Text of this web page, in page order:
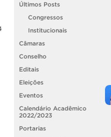
Últimos Posts
Congressos
Institucionais
Câmaras
Conselho
Editais
Eleições
Eventos
Calendário Acadêmico
2022/2023
Portarias